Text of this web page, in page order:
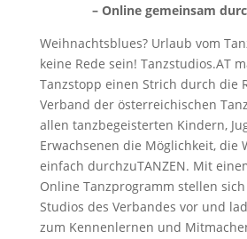
– Online gemeinsam
Weihnachtsblues? Urlaub vom
keine Rede sein! Tanzstudios.AT
Tanzstopp einen Strich durch die
Verband der österreichischen
allen tanzbegeisterten Kindern,
Erwachsenen die Möglichkeit, die
einfach durchzuTANZEN. Mit
Online Tanzprogramm stellen
Studios des Verbandes vor und
zum Kennenlernen und